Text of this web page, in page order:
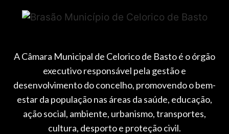
A Câmara Municipal de Celorico de Basto é o órgão
executivo responsável pela gestão e
desenvolvimento do concelho, promovendo o bem-
estar da população nas áreas da saúde, educação,
ação social, ambiente, urbanismo, transportes,
cultura, desporto e proteção civil.